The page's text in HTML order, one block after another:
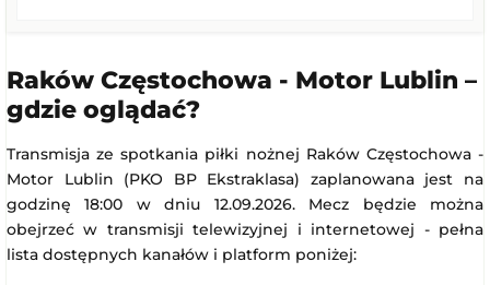
Raków Częstochowa - Motor Lublin –
gdzie oglądać?
Transmisja ze spotkania piłki nożnej Raków Częstochowa -
Motor Lublin (PKO BP Ekstraklasa) zaplanowana jest na
godzinę 18:00 w dniu 12.09.2026. Mecz będzie można
obejrzeć w transmisji telewizyjnej i internetowej - pełna
lista dostępnych kanałów i platform poniżej: